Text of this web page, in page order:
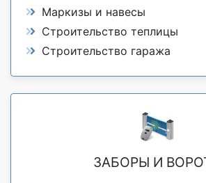
Маркизы и навесы
Строительство теплицы
Строительство гаража
ЗАБОРЫ И